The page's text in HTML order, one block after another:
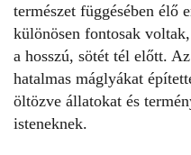
természet függésében élő
különösen fontosak
a hosszú, sötét tél előtt.
hatalmas máglyákat
öltözve állatokat és
isteneknek.